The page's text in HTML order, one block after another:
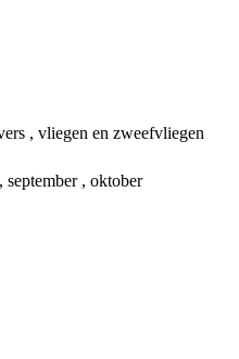
, vliegen en zweefvliegen
, september, oktober